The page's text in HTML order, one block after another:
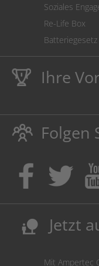
Soziales
Re-Life Box
Batteriegesetz
Ihre
Lebenslange
schützt auch
Kaufen Sie
Kosten
Folgen
nature_people Jetzt
Mit Ampertec